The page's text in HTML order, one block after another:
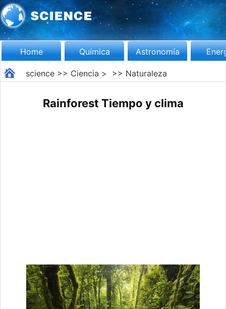
Home Química Astronomía
science>> Ciencia > >> Naturaleza
Rainforest Tiempo y clima